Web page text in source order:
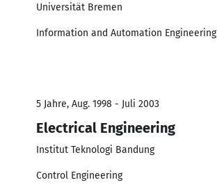
Universität Bremen
Information and Automation Engineering
5 Jahre, Aug. 1998 - Juli 2003
Electrical Engineering
Institut Teknologi Bandung
Control Engineering